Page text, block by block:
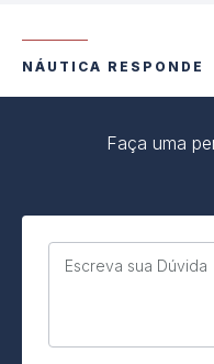
NÁUTICA RESPONDE
Faça uma
Escreva sua Dúvida